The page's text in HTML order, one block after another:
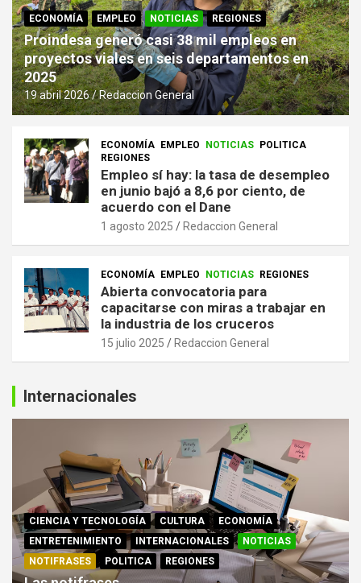
ECONOMÍA EMPLEO NOTICIAS REGIONES
Proindesa generó casi 38 mil empleos en
proyectos viales en seis departamentos en
2025
19 abril 2026 Redaccion General
ECONOMÍA EMPLEO NOTICIAS
POLITICA
REGIONES
Empleo sí hay: la tasa de desempleo
en junio bajó a 8,6 por ciento, de
acuerdo con el Dane
1 agosto 2025 Redaccion General
ECONOMÍA EMPLEO NOTICIAS REGIONES
Abierta convocatoria para
capacitarse con miras a trabajar en
la industria de los cruceros
15 julio 2025 Redaccion General
Internacionales
CIENCIA Y TECNOLOGÍA CULTURA
ECONOMÍA
ENTRETENIMIENTO
INTERNACIONALES
NOTICIAS
NOTIFRASES
POLITICA REGIONES